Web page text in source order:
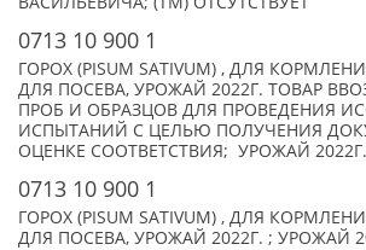
0713 10 900 1
ГОРОХ (PISUM SATIVUM) , ДЛЯ
ДЛЯ ПОСЕВА, УРОЖАЙ 2022Г. ТОВАР
ПРОБ И ОБРАЗЦОВ ДЛЯ ПРОВЕДЕНИЯ
ИСПЫТАНИЙ С ЦЕЛЬЮ ПОЛУЧЕНИЯ
ОЦЕНКЕ СООТВЕТСТВИЯ; УРОЖАЙ 2022Г.
0713 10 900 1
ГОРОХ (PISUM SATIVUM) , ДЛЯ
ДЛЯ ПОСЕВА, УРОЖАЙ 2022Г. ; УРОЖАЙ